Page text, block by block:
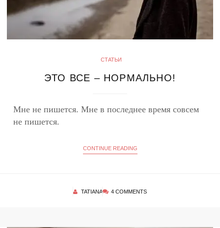
СТАТЬИ
ЭТО ВСЕ – НОРМАЛЬНО!
Мне не пишется. Мне в последнее время совсем
не пишется.
CONTINUE READING
TATIANA 4 COMMENTS